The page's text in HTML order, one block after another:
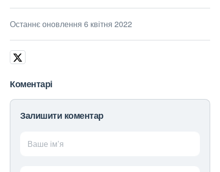
Останнє оновлення 6 квітня 2022
Коментарі
Залишити коментар
Ваше ім’я